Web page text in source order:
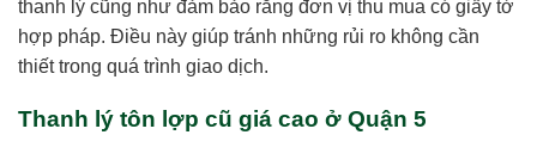
thanh lý cũng như đảm bảo rằng đơn vị thu mua có giấy tờ
hợp pháp. Điều này giúp tránh những rủi ro không cần
thiết trong quá trình giao dịch.
Thanh lý tôn lợp cũ giá cao ở Quận 5